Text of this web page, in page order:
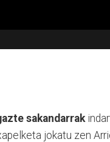
sakandarrak
jokatu zen